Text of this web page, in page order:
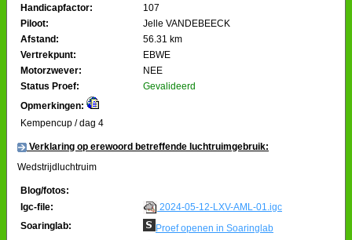
Handicapfactor:
107
Piloot:
Jelle VANDEBEECK
Afstand:
56.31 km
Vertrekpunt:
EBWE
Motorzwever:
NEE
Status Proef:
Gevalideerd
Opmerkingen:
Kempencup / dag 4
Verklaring op erewoord betreffende luchtruimgebruik:
Wedstrijdluchtruim
Blog/fotos:
Igc-file:
2024-05-12-LXV-AML-01.igc
Soaringlab:
Proef openen in Soaringlab